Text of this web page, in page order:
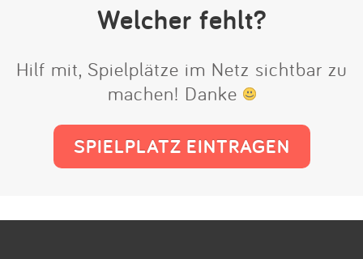
Welcher fehlt?
Hilf mit, Spielplätze im Netz sichtbar zu
machen! Danke
SPIELPLATZ EINTRAGEN